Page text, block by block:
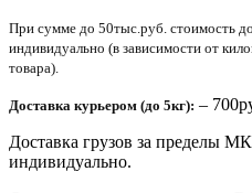
При сумме до 50тыс.руб. стоимость
индивидуально (в зависимости от
товара).
Доставка курьером (до 5кг): –
Доставка грузов за пределы
индивидуально.